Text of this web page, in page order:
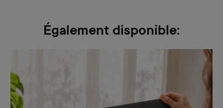
Également disponible: